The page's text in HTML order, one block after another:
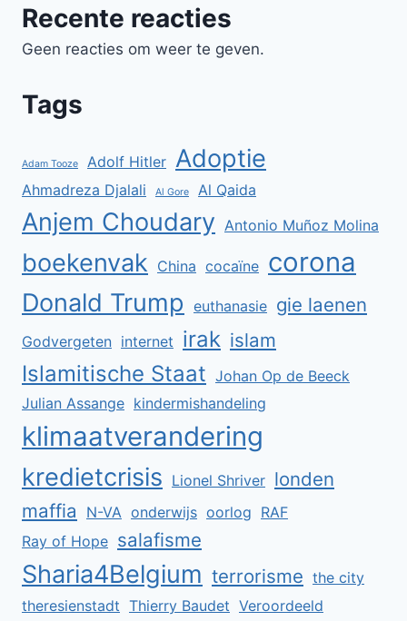
Recente reacties
Geen reacties om weer te geven.
Tags
Adam Tooze Adolf Hitler Adoptie
Ahmadreza Djalali Al Gore Al Qaida
Anjem Choudary Antonio Muñoz Molina
boekenvak China cocaïne corona
Donald Trump euthanasie gie laenen
Godvergeten internet irak islam
Islamitische Staat Johan Op de Beeck
Julian Assange kindermishandeling
klimaatverandering
kredietcrisis Lionel Shriver londen
maffia
N-VA onderwijs oorlog RAF
Ray of Hope salafisme
Sharia4Belgium terrorisme the city
theresienstadt Thierry Baudet Veroordeeld